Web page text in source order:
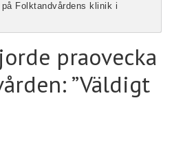
Folktandvårdens klinik i
praovecka
”Väldigt